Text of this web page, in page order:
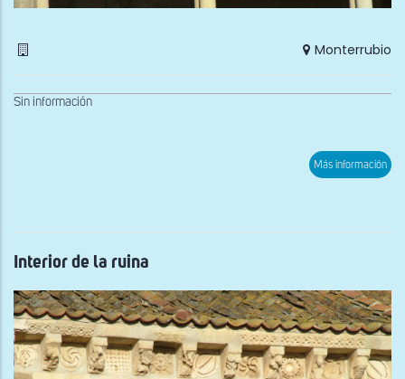
Monterrubio
Sin información
Más información
Interior de la ruina